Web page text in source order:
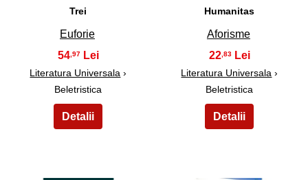
Trei
Euforie
54 ,97
Literatura Universala ›
Beletristica
Humanitas
Aforisme
22 ,83
Literatura Universala ›
Beletristica